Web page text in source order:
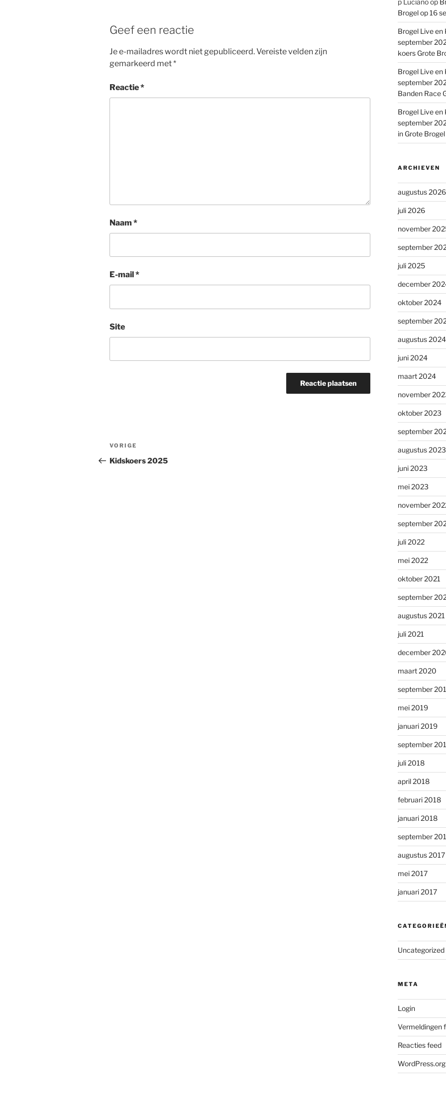
Geef een reactie
Je e-mailadres wordt niet gepubliceerd.Vereiste velden zijn
gemarkeerd met*
Reactie*
Naam *
E-mail *
Site
Bericht
navigatie
Vorig
bericht
VORIGE
Kidskoers 2025
p Lucianoop
Brogel op 16
Brogel Live en
september
koers Grote
Brogel Live en
september
Banden Race
Brogel Live en
september
in Grote
ARCHIEVEN
augustus 2026
juli 2026
november
september
juli 2025
december
oktober 2024
september
augustus 2024
juni 2024
maart 2024
november
oktober 2023
september
augustus 2023
juni 2023
mei 2023
november
september
juli 2022
mei 2022
oktober 2021
september
augustus 2021
juli 2021
december
maart 2020
september
mei 2019
januari 2019
september
juli 2018
april 2018
februari 2018
januari 2018
september
augustus 2017
mei 2017
januari 2017
Uncategorized
META
Login
Vermeldingen
Reacties feed
WordPress.org